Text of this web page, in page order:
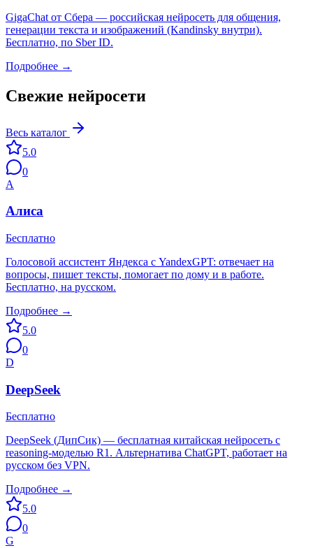
GigaChat от Сбера — российская нейросеть для общения,
генерации текста и изображений (Kandinsky внутри).
Бесплатно, по Sber ID.
Подробнее →
Свежие нейросети
Весь каталог
5.0
0
А
Алиса
Бесплатно
Голосовой ассистент Яндекса с YandexGPT: отвечает на
вопросы, пишет тексты, помогает по дому и в работе.
Бесплатно, на русском.
Подробнее →
5.0
0
D
DeepSeek
Бесплатно
DeepSeek (ДипСик) — бесплатная китайская нейросеть с
reasoning-моделью R1. Альтернатива ChatGPT, работает на
русском без VPN.
Подробнее →
5.0
0
G